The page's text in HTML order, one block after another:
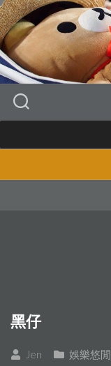
Skip
to
content
黑仔
Jen 娛樂悠閒